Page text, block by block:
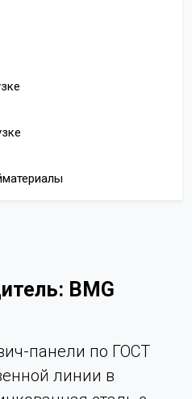
BMG
панели по ГОСТ
линии в